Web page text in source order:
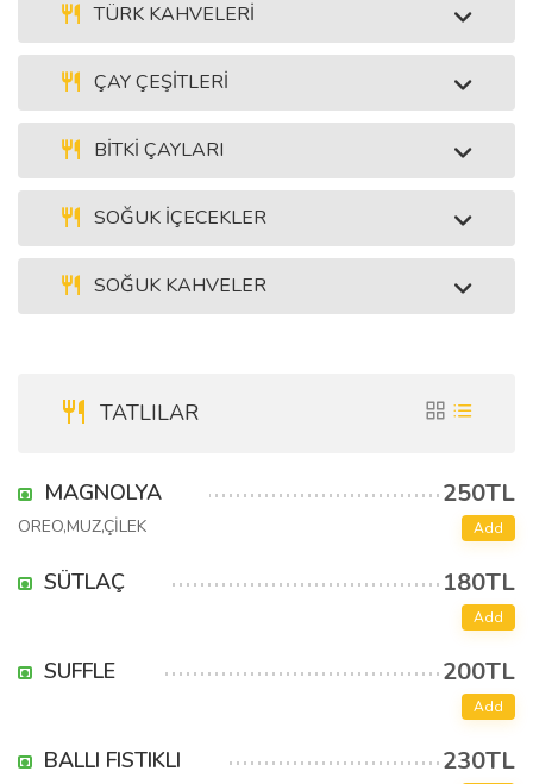
TÜRK KAHVELERİ
ÇAY ÇEŞİTLERİ
BİTKİ ÇAYLARI
SOĞUK İÇECEKLER
SOĞUK KAHVELER
TATLILAR
MAGNOLYA 250TL
OREO,MUZ,ÇİLEK Add
SÜTLAÇ 180TL
Add
SUFFLE 200TL
Add
BALLI FISTIKLI 230TL